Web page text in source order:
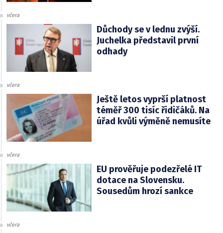
včera
Důchody se v lednu zvýší.
Juchelka představil první
odhady
včera
Ještě letos vyprší platnost
téměř 300 tisíc řidičáků. Na
úřad kvůli výměně nemusíte
včera
EU prověřuje podezřelé IT
dotace na Slovensku.
Sousedům hrozí sankce
včera